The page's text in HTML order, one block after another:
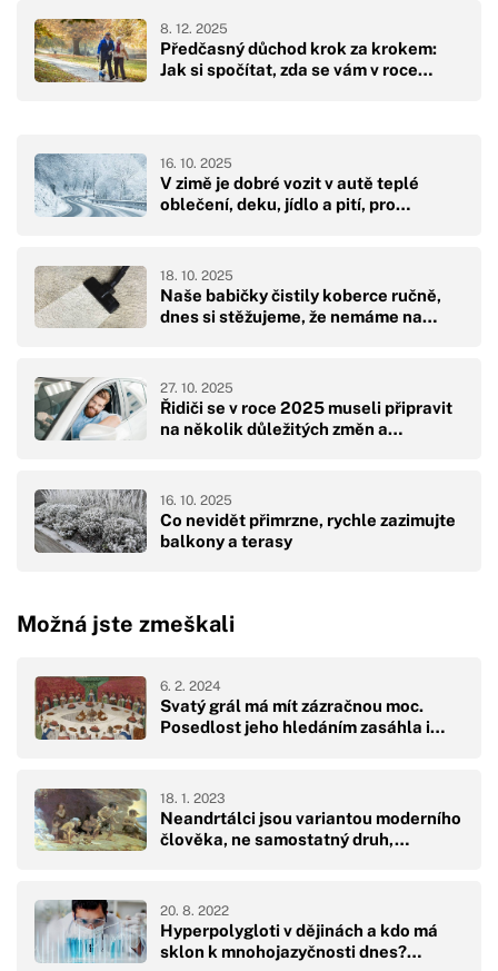
Předčasný důchod krok za krokem:
Jak si spočítat, zda se vám v roce…
8. 12. 2025
V zimě je dobré vozit v autě teplé
oblečení, deku, jídlo a pití, pro…
16. 10. 2025
Naše babičky čistily koberce ručně,
dnes si stěžujeme, že nemáme na…
18. 10. 2025
Řidiči se v roce 2025 museli připravit
na několik důležitých změn a…
27. 10. 2025
Co nevidět přimrzne, rychle zazimujte
balkony a terasy
16. 10. 2025
Možná jste zmeškali
Svatý grál má mít zázračnou moc.
Posedlost jeho hledáním zasáhla i…
6. 2. 2024
Neandrtálci jsou variantou moderního
člověka, ne samostatný druh,…
18. 1. 2023
Hyperpolygloti v dějinách a kdo má
sklon k mnohojazyčnosti dnes?…
20. 8. 2022